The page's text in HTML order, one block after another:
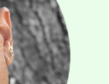
Rey –